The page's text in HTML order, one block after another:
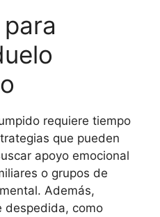
requiere tiempo
que pueden
apoyo emocional
o grupos de
Además,
despedida, como